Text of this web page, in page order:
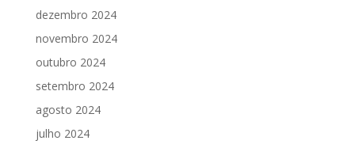
dezembro 2024
novembro 2024
outubro 2024
setembro 2024
agosto 2024
julho 2024